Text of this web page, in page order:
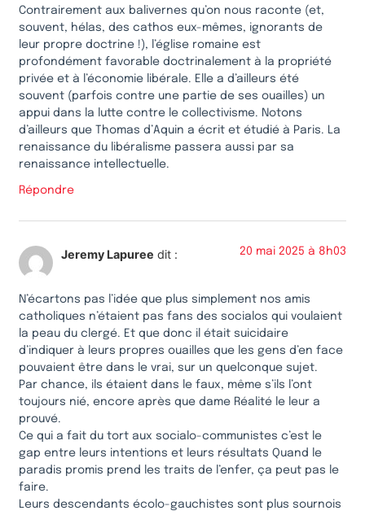
Contrairement aux balivernes qu’on nous raconte (et,
souvent, hélas, des cathos eux-mêmes, ignorants de
leur propre doctrine !), l’église romaine est
profondément favorable doctrinalement à la propriété
privée et à l’économie libérale. Elle a d’ailleurs été
souvent (parfois contre une partie de ses ouailles) un
appui dans la lutte contre le collectivisme. Notons
d’ailleurs que Thomas d’Aquin a écrit et étudié à Paris. La
renaissance du libéralisme passera aussi par sa
renaissance intellectuelle.
Répondre
Jeremy Lapuree dit : 20 mai 2025 à 8h03
N’écartons pas l’idée que plus simplement nos amis
catholiques n’étaient pas fans des socialos qui voulaient
la peau du clergé. Et que donc il était suicidaire
d’indiquer à leurs propres ouailles que les gens d’en face
pouvaient être dans le vrai, sur un quelconque sujet.
Par chance, ils étaient dans le faux, même s’ils l’ont
toujours nié, encore après que dame Réalité le leur a
prouvé.
Ce qui a fait du tort aux socialo-communistes c’est le
gap entre leurs intentions et leurs résultats Quand le
paradis promis prend les traits de l’enfer, ça peut pas le
faire.
Leurs descendants écolo-gauchistes sont plus sournois